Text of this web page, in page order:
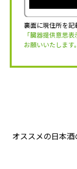
裏面に現住所を記
「臓器提供意思
お願いいたします。
オススメの日本